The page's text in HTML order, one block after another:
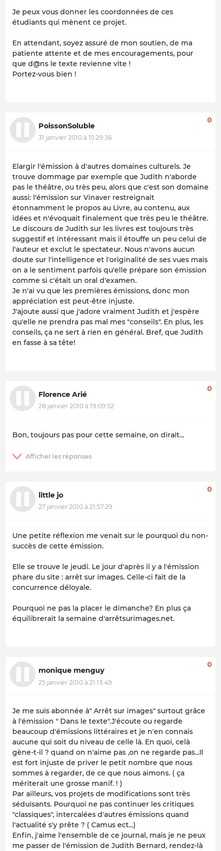
Je peux vous donner les coordonnées de ces
étudiants qui mènent ce projet.
En attendant, soyez assuré de mon soutien, de ma
patiente attente et de mes encouragements, pour
que d@ns le texte revienne vite !
Portez-vous bien !
PoissonSoluble
31 janvier 2010 à 15:29:36
0
Elargir l'émission à d'autres domaines culturels. Je
trouve dommage par exemple que Judith n'aborde
pas le théâtre, ou très peu, alors que c'est son domaine
aussi: l'émission sur Vinaver restreignait
étonnamment le propos au Livre, au contenu, aux
idées et n'évoquait finalement que très peu le théâtre.
Le discours de Judith sur les livres est toujours très
suggestif et intéressant mais il étouffe un peu celui de
l'auteur et exclut le spectateur. Nous n'avons aucun
doute sur l'intelligence et l'originalité de ses vues mais
on a le sentiment parfois qu'elle prépare son émission
comme si c'était un oral d'examen.
Je n'ai vu que les premières émissions, donc mon
appréciation est peut-être injuste.
J'ajoute aussi que j'adore vraiment Judith et j'espère
qu'elle ne prendra pas mal mes "conseils". En plus, les
conseils, ça ne sert à rien en général. Bref, que Judith
en fasse à sa tête!
Florence Arié
28 janvier 2010 à 19:09:52
0
Bon, toujours pas pour cette semaine, on dirait...
little jo
27 janvier 2010 à 21:57:29
0
Une petite réflexion me venait sur le pourquoi du non-
succès de cette émission.
Elle se trouve le jeudi. Le jour d'après il y a l'émission
phare du site : arrêt sur images. Celle-ci fait de la
concurrence déloyale.
Pourquoi ne pas la placer le dimanche? En plus ça
équilibrerait la semaine d'arrêtsurimages.net.
monique menguy
25 janvier 2010 à 21:13:49
0
Je me suis abonnée à" Arrêt sur images" surtout grâce
à l'émission " Dans le texte".J'écoute ou regarde
beaucoup d'émissions littéraires et je n'en connais
aucune qui soit du niveau de celle là. En quoi, celà
gène-t-il ? quand on n'aime pas ,on ne regarde pas...Il
est fort injuste de priver le petit nombre que nous
sommes à regarder, de ce que nous aimons. ( ça
mériterait une grosse manif. ! )
Par ailleurs, vos projets de modifications sont très
séduisants. Pourquoi ne pas continuer les critiques
"classiques", intercalées d'autres émissions quand
l'actualité s'y prête ? ( Camus ect...)
Enfin, j'aime l'ensemble de ce journal, mais je ne peux
me passer de l'émission de Judith Bernard, rendez-là